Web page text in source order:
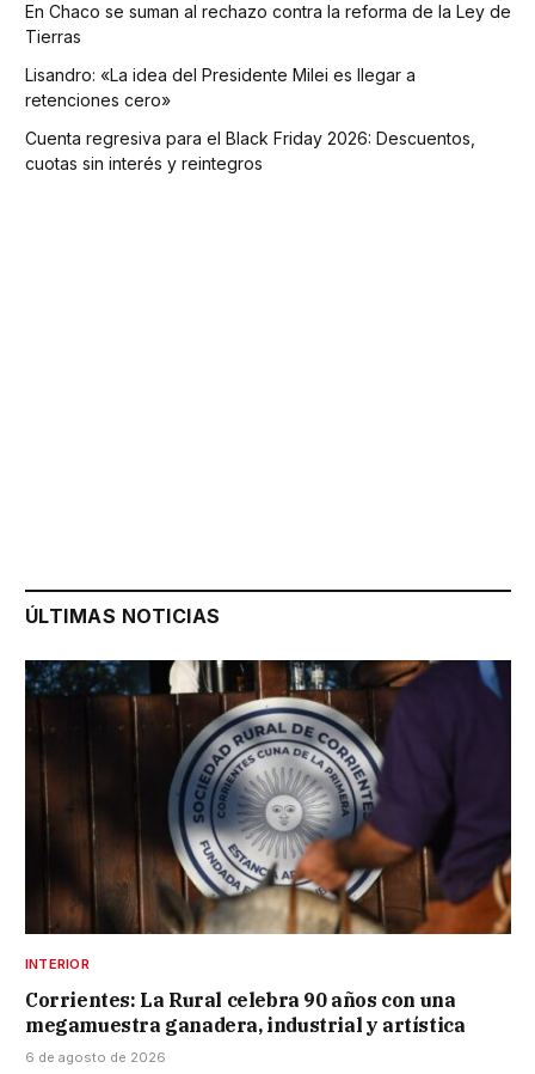
En Chaco se suman al rechazo contra la reforma de la Ley de
Tierras
Lisandro: «La idea del Presidente Milei es llegar a
retenciones cero»
Cuenta regresiva para el Black Friday 2026: Descuentos,
cuotas sin interés y reintegros
ÚLTIMAS NOTICIAS
INTERIOR
Corrientes: La Rural celebra 90 años con una
megamuestra ganadera, industrial y artística
6 de agosto de 2026